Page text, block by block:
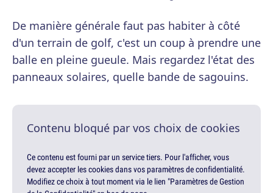
De manière générale faut pas habiter à côté
d'un terrain de golf, c'est un coup à prendre une
balle en pleine gueule. Mais regardez l'état des
panneaux solaires, quelle bande de sagouins.
Contenu bloqué par vos choix de cookies
Ce contenu est fourni par un service tiers. Pour l'afficher, vous
devez accepter les cookies dans vos paramètres de confidentialité.
Modifiez ce choix à tout moment via le lien "Paramètres de Gestion